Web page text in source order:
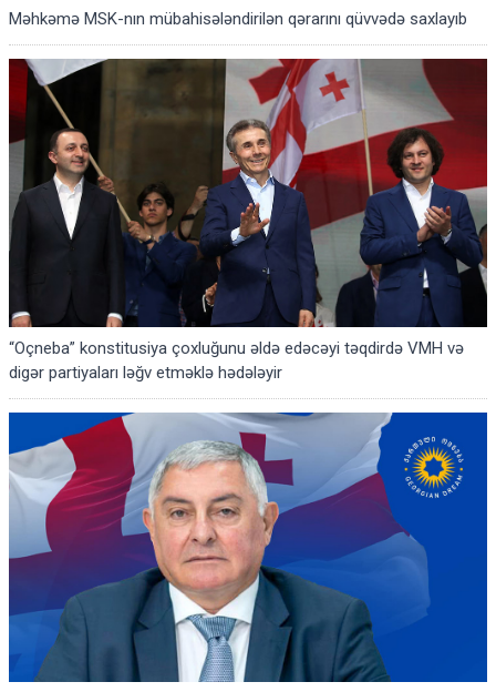
Məhkəmə MSK-nın mübahisələndirilən qərarını qüvvədə saxlayıb
“Oçneba” konstitusiya çoxluğunu əldə edəcəyi təqdirdə VMH və
digər partiyaları ləğv etməklə hədələyir